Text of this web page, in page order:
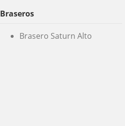
Braseros
Brasero Saturn Alto